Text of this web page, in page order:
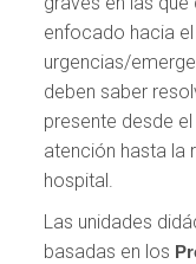
enfocado hacia
urgencias/
deben saber
presente desde
atención hasta la
hospital.
Las unidades
basadas en los